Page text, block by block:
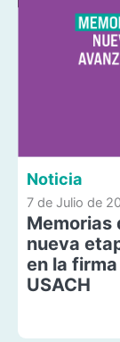
Noticia
7 de Julio de
Memorias
nueva
en la
USACH